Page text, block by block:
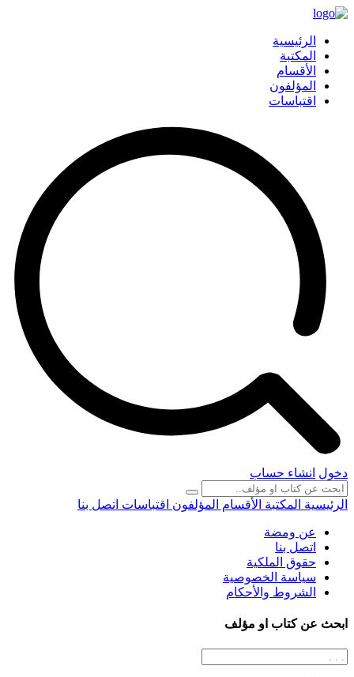
الرئيسية
المكتبة
الأقسام
المؤلفون
اقتباسات
دخول انشاء حساب
الرئيسية المكتبة الأقسام المؤلفون اقتباسات اتصل بنا
عن ومضة
اتصل بنا
حقوق الملكية
سياسة الخصوصية
الشروط والأحكام
ابحث عن كتاب او مؤلف